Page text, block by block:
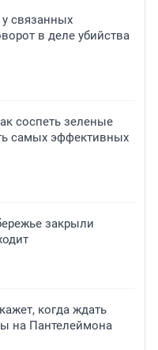
связанных
в деле убийства
соспеть зеленые
самых эффективных
закрыли
когда ждать
на Пантелеймона